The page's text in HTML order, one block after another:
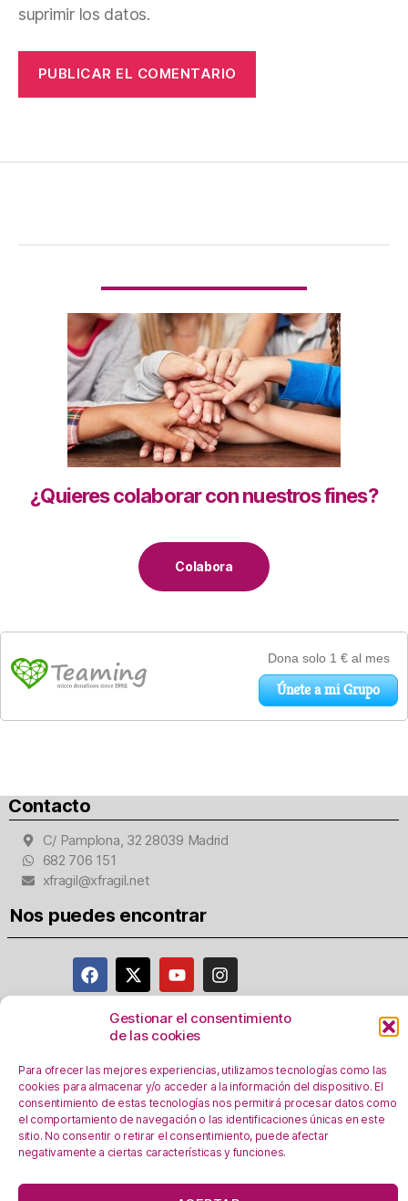
Gestionar el consentimiento
de las cookies
Para ofrecer las mejores experiencias, utilizamos tecnologías como las
cookies para almacenar y/o acceder a la información del dispositivo. El
consentimiento de estas tecnologías nos permitirá procesar datos como
el comportamiento de navegación o las identificaciones únicas en este
sitio. No consentir o retirar el consentimiento, puede afectar
negativamente a ciertas características y funciones.
suprimir los datos.
¿Quieres colaborar con nuestros fines?
Colabora
Contacto
C/ Pamplona, 32 28039 Madrid
682 706 151
xfragil@xfragil.net
Nos puedes encontrar
Registro Actividades como responsables del
tratamiento
Política de Cookies
Personalizar Cookies